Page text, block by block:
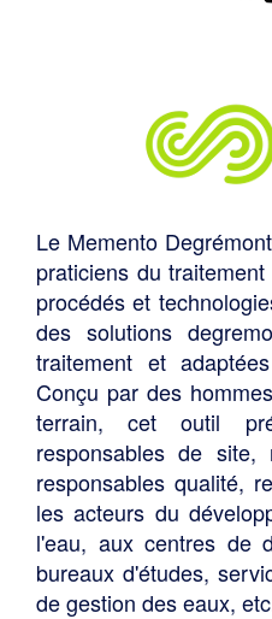
Le Memento
praticiens du
procédés et
des solutions
traitement et
Conçu par des
terrain, cet outil
responsables de site,
responsables qualité,
les acteurs du
l'eau, aux centres de
bureaux d'études,
de gestion des eaux,